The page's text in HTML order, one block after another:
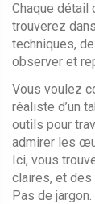
Chaque détail
trouverez
techniques,
observer et
Vous voulez
réaliste d’un
outils pour
admirer les
Ici, vous
claires, et des
Pas de